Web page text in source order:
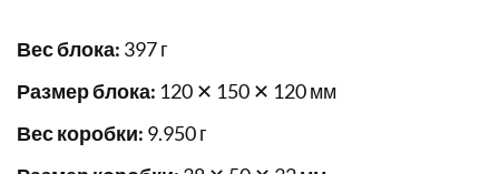
Вес блока: 397 г
Размер блока: 120 ✕ 150 ✕ 120 мм
Вес коробки: 9.950 г